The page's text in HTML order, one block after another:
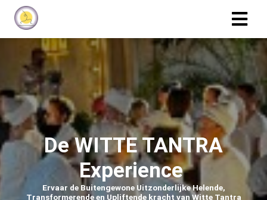
De WITTE TANTRA
Experience
Ervaar de Buitengewone Uitzonderlijke Helende,
Transformerende en Upliftende kracht van Witte Tantra